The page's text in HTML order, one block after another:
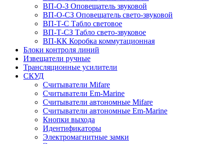
ВП-О-З Оповещатель звуковой
ВП-О-СЗ Оповещатель свето-звуковой
ВП-Т-С Табло световое
ВП-Т-СЗ Табло свето-звуковое
ВП-КК Коробка коммутационная
Блоки контроля линий
Извещатели ручные
Трансляционные усилители
СКУД
Считыватели Mifare
Считыватели Еm-Marine
Считыватели автономные Mifare
Считыватели автономные Em-Marine
Кнопки выхода
Идентификаторы
Электромагнитные замки